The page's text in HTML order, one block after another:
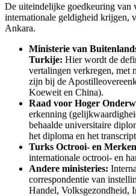
De uiteindelijke goedkeuring van
internationale geldigheid krijgen,
Ankara.
Ministerie van
Turkije: Hier wordt de
vertalingen verkregen, met
zijn bij de
Koeweit en China).
Raad voor Hoger
erkenning
behaalde universitaire
het diploma en het
Turks Octrooi- en
internationale octrooi- en
Andere ministeries:
correspondentie van
Handel, Volksgezondheid,